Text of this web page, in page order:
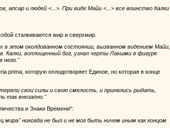
апсар и людей <...>. При виде Майи <...> все воинство Калки
сталкиваются мир и сверхмир.
в этом околдованном состоянии, вызванном видением Майи,
Калки, воплощенный бог, узнал черты Лакшми в фигуре
него."
prima, которую оплодотворяет Единое, но которая в конце
свои силы и свою смелость, и принялись рыдать,
так внезапно."
и Знаки Времени":
никогда не был и не мог быть ничем иным как концом